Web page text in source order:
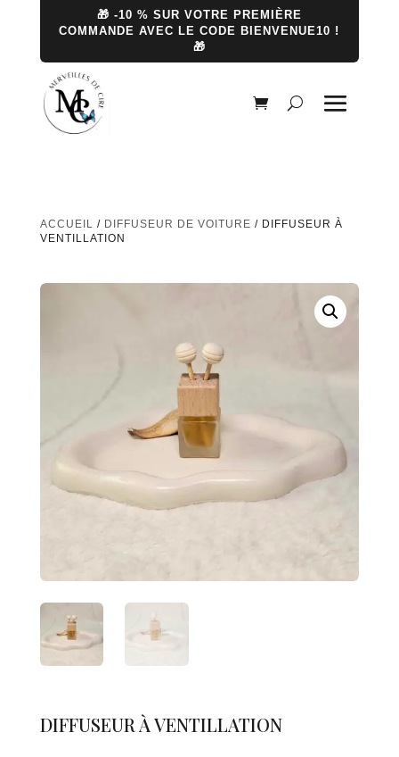
🎁 -10 % SUR VOTRE PREMIÈRE
COMMANDE AVEC LE CODE BIENVENUE10 !
🎁
ACCUEIL / DIFFUSEUR DE VOITURE / DIFFUSEUR À
VENTILLATION
DIFFUSEUR À VENTILLATION